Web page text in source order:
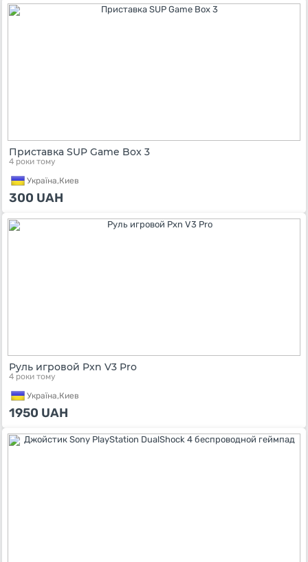
Приставка SUP Game Box 3
4 роки тому
Україна,Киев
300 UAH
Руль игровой Pxn V3 Pro
4 роки тому
Україна,Киев
1950 UAH